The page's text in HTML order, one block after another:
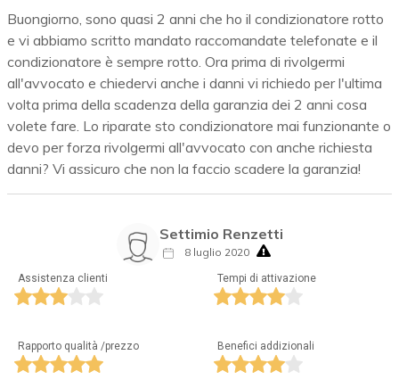
Buongiorno, sono quasi 2 anni che ho il condizionatore rotto
e vi abbiamo scritto mandato raccomandate telefonate e il
condizionatore è sempre rotto. Ora prima di rivolgermi
all'avvocato e chiedervi anche i danni vi richiedo per l'ultima
volta prima della scadenza della garanzia dei 2 anni cosa
volete fare. Lo riparate sto condizionatore mai funzionante o
devo per forza rivolgermi all'avvocato con anche richiesta
danni? Vi assicuro che non la faccio scadere la garanzia!
Settimio Renzetti
8 luglio 2020
Assistenza clienti Tempi di attivazione
Rapporto qualità /prezzo Benefici addizionali